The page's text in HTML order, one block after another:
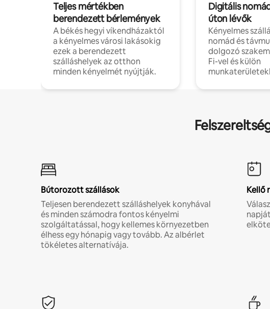
Teljes mértékben
berendezett bérlemények
A békés hegyi víkendházaktól
a kényelmes városi lakásokig
ezek a berendezett
szálláshelyek az otthon
minden kényelmét nyújtják.
Digitális
úton lévők
Kényelmes
nomád és
dolgozó
Fi-vel és külön
Bútorozott szállások
Teljesen berendezett szálláshelyek konyhával
és minden számodra fontos kényelmi
szolgáltatással, hogy kellemes környezetben
élhess egy hónapig vagy tovább. Az albérlet
tökéletes alternatívája.
Kellő